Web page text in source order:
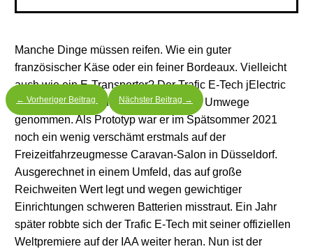
Manche Dinge müssen reifen. Wie ein guter
französischer Käse oder ein feiner Bordeaux. Vielleicht
auch wie ein E-Transporter? Der Trafic E-Tech jElectric
edenfalls hat einen langen Anlauf und Umwege
genommen. Als Prototyp war er im Spätsommer 2021
noch ein wenig verschämt erstmals auf der
Freizeitfahrzeugmesse Caravan-Salon in Düsseldorf.
Ausgerechnet in einem Umfeld, das auf große
Reichweiten Wert legt und wegen gewichtiger
Einrichtungen schweren Batterien misstraut. Ein Jahr
später robbte sich der Trafic E-Tech mit seiner offiziellen
Weltpremiere auf der IAA weiter heran. Nun ist der
← Vorheriger Beitrag Nächster Beitrag →